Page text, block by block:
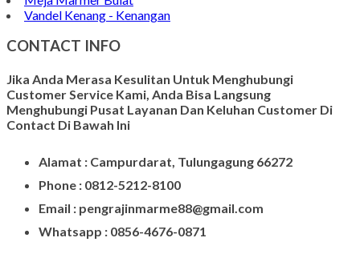
Vandel Kenang - Kenangan
CONTACT INFO
Jika Anda Merasa Kesulitan Untuk Menghubungi
Customer Service Kami, Anda Bisa Langsung
Menghubungi Pusat Layanan Dan Keluhan Customer Di
Contact Di Bawah Ini
Alamat : Campurdarat, Tulungagung 66272
Phone : 0812-5212-8100
Email : pengrajinmarme88@gmail.com
Whatsapp : 0856-4676-0871